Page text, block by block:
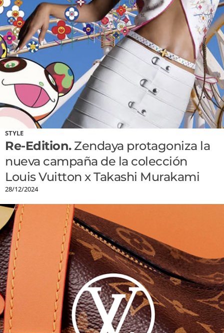
STYLE
Re-Edition.Zendaya protagoniza la
nueva campaña de la colección
Louis Vuitton x Takashi Murakami
28/12/2024